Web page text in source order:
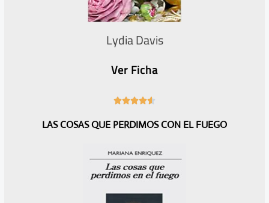
Lydia Davis
Ver Ficha

6
LAS COSAS QUE PERDIMOS CON EL FUEGO